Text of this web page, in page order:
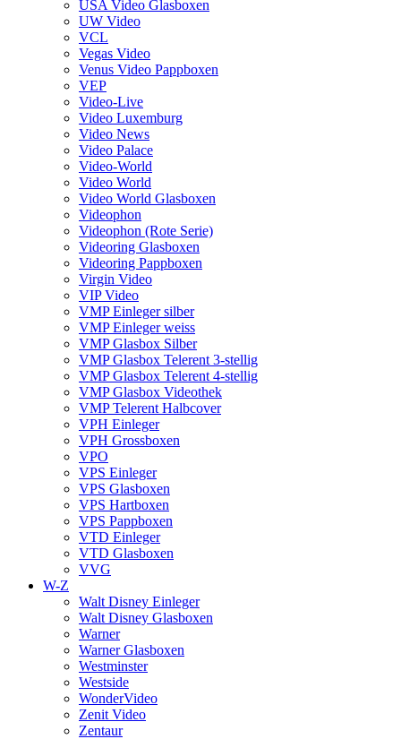
USA Video Glasboxen
UW Video
VCL
Vegas Video
Venus Video Pappboxen
VEP
Video-Live
Video Luxemburg
Video News
Video Palace
Video-World
Video World
Video World Glasboxen
Videophon
Videophon (Rote Serie)
Videoring Glasboxen
Videoring Pappboxen
Virgin Video
VIP Video
VMP Einleger silber
VMP Einleger weiss
VMP Glasbox Silber
VMP Glasbox Telerent 3-stellig
VMP Glasbox Telerent 4-stellig
VMP Glasbox Videothek
VMP Telerent Halbcover
VPH Einleger
VPH Grossboxen
VPO
VPS Einleger
VPS Glasboxen
VPS Hartboxen
VPS Pappboxen
VTD Einleger
VTD Glasboxen
VVG
W-Z
Walt Disney Einleger
Walt Disney Glasboxen
Warner
Warner Glasboxen
Westminster
Westside
WonderVideo
Zenit Video
Zentaur